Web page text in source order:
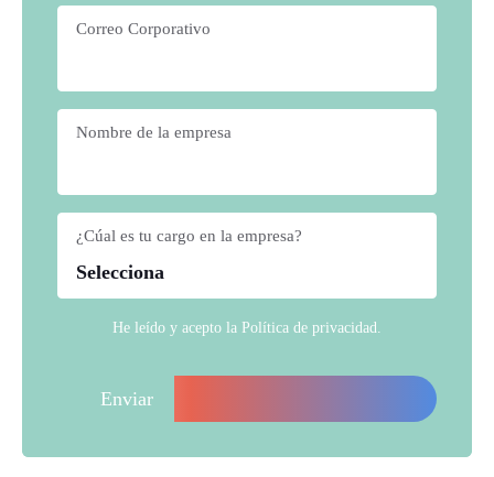
Correo Corporativo
Nombre de la empresa
¿Cúal es tu cargo en la empresa?
He leído y acepto la Política de privacidad